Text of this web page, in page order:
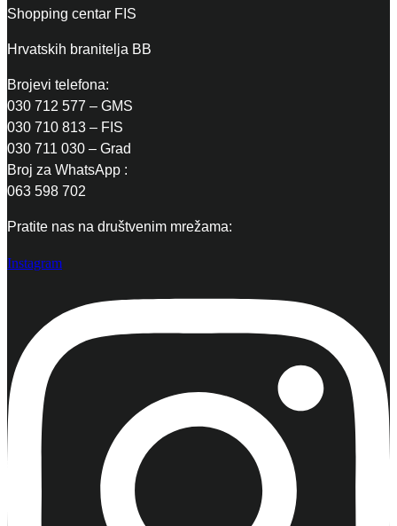
Shopping centar FIS
Hrvatskih branitelja BB
Brojevi telefona:
030 712 577 – GMS
030 710 813 – FIS
030 711 030 – Grad
Broj za WhatsApp :
063 598 702
Pratite nas na društvenim mrežama:
Instagram